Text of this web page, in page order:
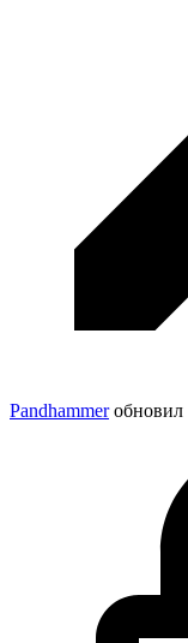
Pandhammerобновил